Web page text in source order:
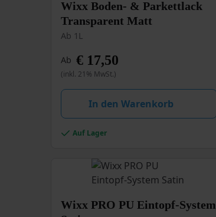
Wixx Boden- & Parkettlack
Transparent Matt
Ab 1L
Ab € 17,50
(inkl. 21% MwSt.)
In den Warenkorb
Dieses
Produkt
weist
mehrere
Varianten
auf.
Die
Optionen
können
auf
Produktseite
Auf Lager
Wixx PRO PU Eintopf-System
Dieses
Produkt